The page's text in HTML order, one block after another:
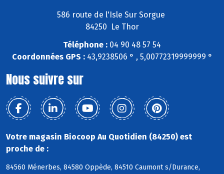
586 route de l'Isle Sur Sorgue
84250 Le Thor
Téléphone : 04 90 48 57 54
Coordonnées GPS :43,9238506 ° , 5,00772319999999 °
Nous suivre sur
Votre magasin Biocoop Au Quotidien (84250) est
proche de :
84560 Ménerbes, 84580 Oppède, 84510 Caumont s/Durance,